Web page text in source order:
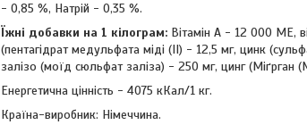
- 0,85 %, Натрій - 0,35 %.
Їжні добавки на 1 кілограм: Вітамін А - 12 000 МЕ,
(пентагідрат медульфата міді (II) - 12,5 мг, цинк
залізо (моїд сюльфат заліза) - 250 мг, цинг (Міґрган
Енергетична цінність - 4075 кКал/1 кг.
Країна-виробник: Німеччина.